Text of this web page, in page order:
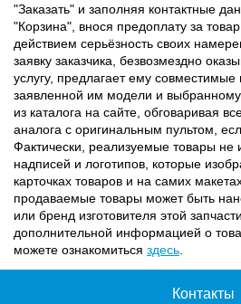
"Заказать" и заполняя контактные
"Корзина", внося предоплату за
действием серьёзность своих
заявку заказчика, безвозмездно
услугу, предлагает ему
заявленной им модели и
из каталога на сайте, обговаривая
аналога с оригинальным пультом,
Фактически, реализуемые товары
надписей и логотипов, которые
карточках товаров и на самих
продаваемые товары может быть
или бренд изготовителя этой
дополнительной информацией о
можете ознакомиться здесь
Контакты